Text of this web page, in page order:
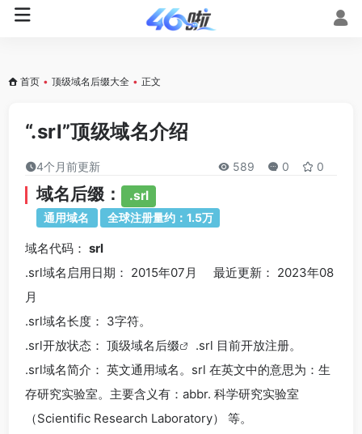
首页 • 顶级域名后缀大全 • 正文
“.srl”顶级域名介绍
4个月前更新 589 0 0
域名后缀： .srl
通用域名 全球注册量约：1.5万
域名代码： srl
.srl域名 启用日期： 2015年07月 最近更新： 2023年08
月
.srl域名长度： 3字符。
.srl开放状态： 顶级域名后缀
.srl 目前开放注册。
.srl域名简介： 英文通用域名。srl 在英文中的意思为：生
存研究实验室。主要含义有：abbr. 科学研究实验室
（Scientific Research Laboratory） 等。